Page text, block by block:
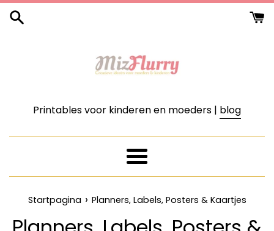
Meteen
naar
Printables voor kinderen en moeders | blog
Menu
Startpagina › Planners, Labels, Posters & Kaartjes